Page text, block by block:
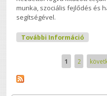
munka, szociális fejlődés és
segítségével.
További Információ
1 2